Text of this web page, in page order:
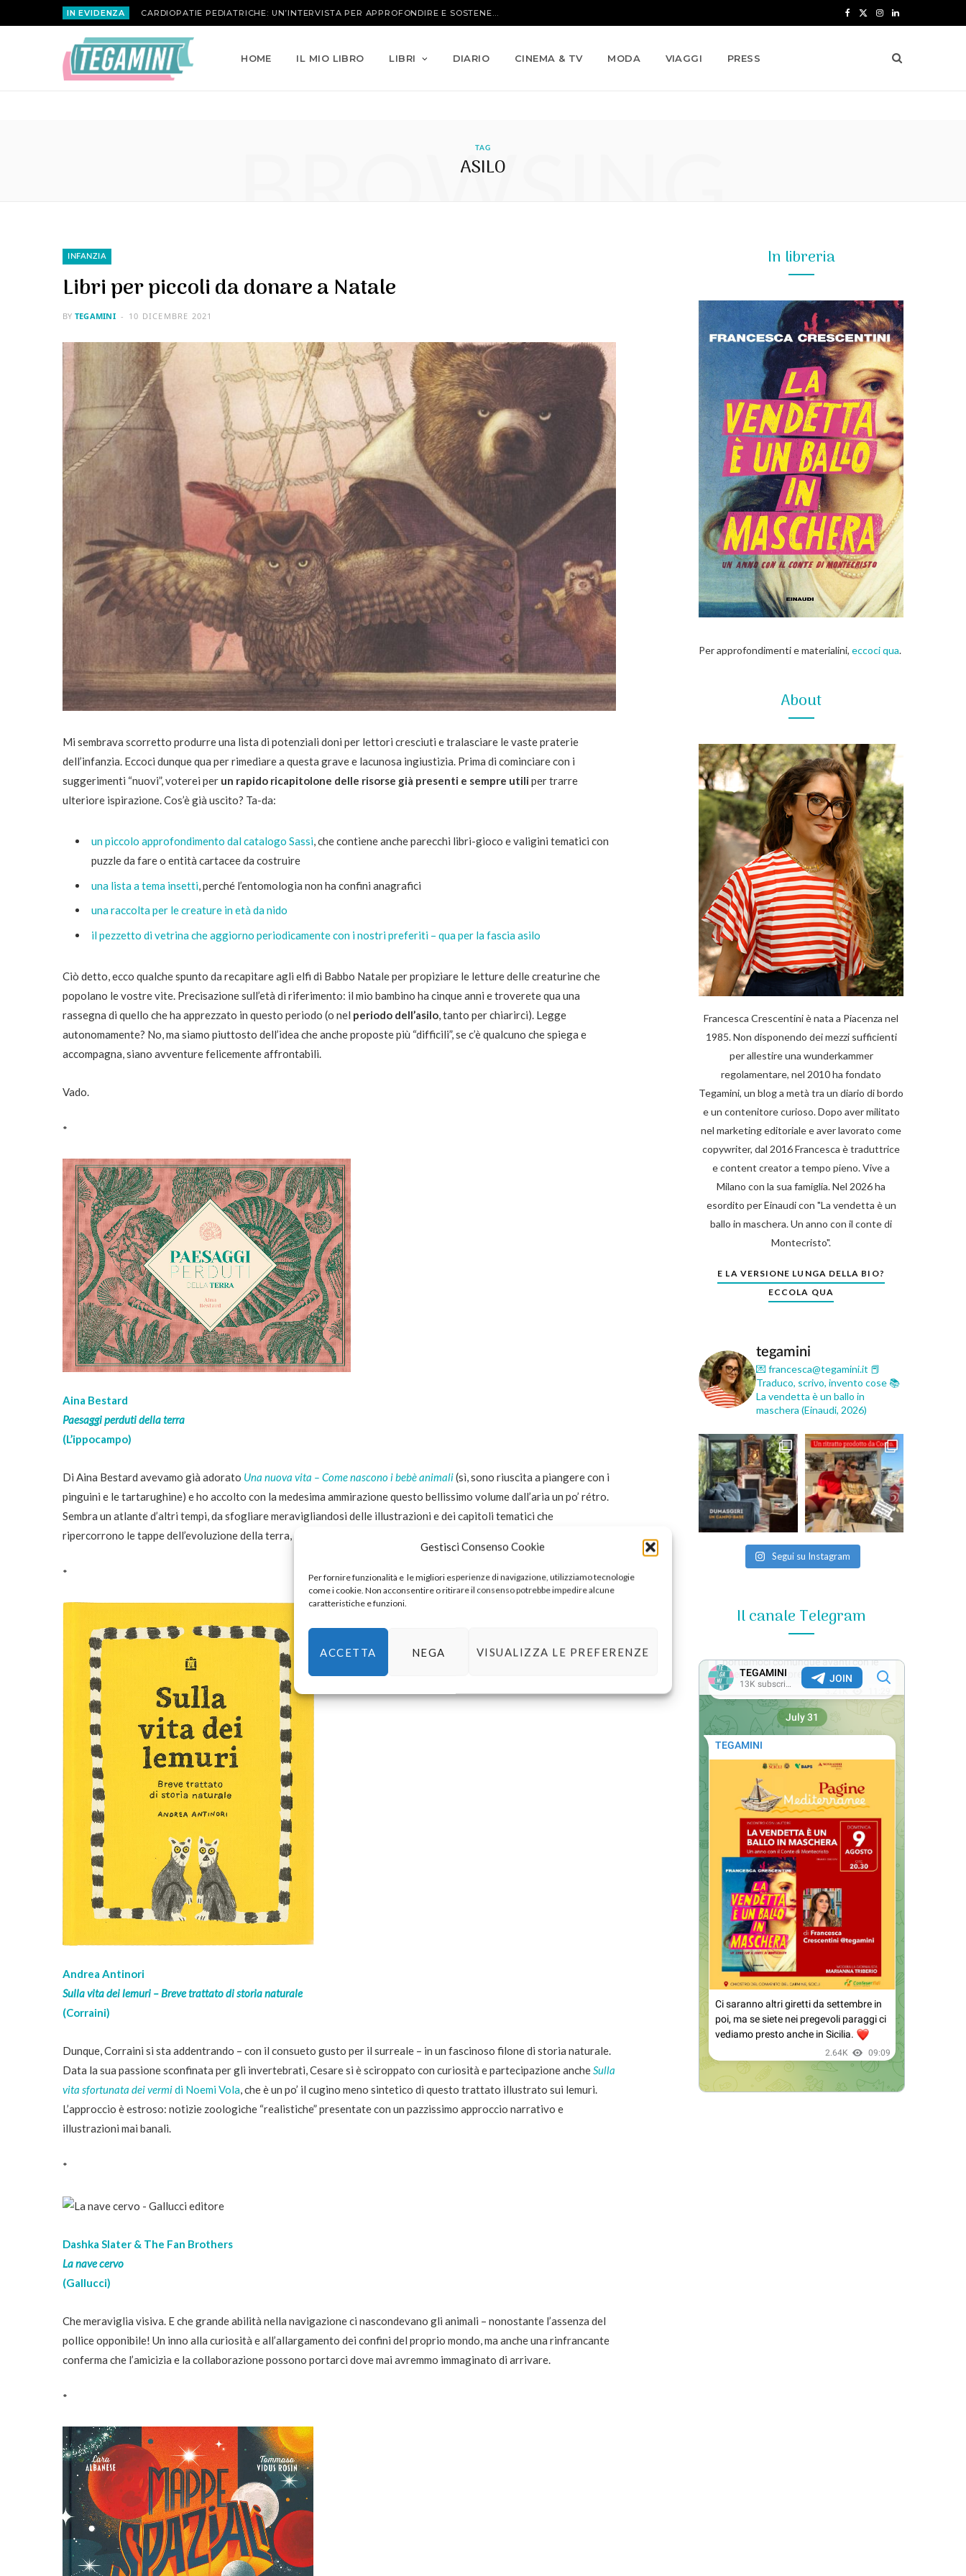
Gestisci Consenso Cookie
Per fornire funzionalità e le migliori esperienze di navigazione, utilizziamo tecnologie
come i cookie. Non acconsentire o ritirare il consenso potrebbe impedire alcune
caratteristiche e funzioni.
ACCETTA NEGA VISUALIZZA LE PREFERENZE
IN EVIDENZA MARIA ATTANASIO | LA ROSA INVERSA I L
n
HOME IL MIO LIBRO LIBRI DIARIO CINEMA & TV MODA VIAGGI PRESS
TAG
ASILO
BROWSING
INFANZIA
Libri per piccoli da donare a Natale
BY TEGAMINI 10 DICEMBRE 2021
Mi sembrava scorretto produrre una lista di potenziali doni per lettori cresciuti e tralasciare le vaste praterie
dell’infanzia. Eccoci dunque qua per rimediare a questa grave e lacunosa ingiustizia. Prima di cominciare con i
suggerimenti “nuovi”, voterei per un rapido ricapitolone delle risorse già presenti e sempre utili per trarre
ulteriore ispirazione. Cos’è già uscito? Ta-da:
un piccolo approfondimento dal catalogo Sassi, che contiene anche parecchi libri-gioco e valigini tematici con
puzzle da fare o entità cartacee da costruire
una lista a tema insetti, perché l’entomologia non ha confini anagrafici
una raccolta per le creature in età da nido
il pezzetto di vetrina che aggiorno periodicamente con i nostri preferiti – qua per la fascia asilo
Ciò detto, ecco qualche spunto da recapitare agli elfi di Babbo Natale per propiziare le letture delle creaturine che
popolano le vostre vite. Precisazione sull’età di riferimento: il mio bambino ha cinque anni e troverete qua una
rassegna di quello che ha apprezzato in questo periodo (o nel periodo dell’asilo, tanto per chiarirci). Legge
autonomamente? No, ma siamo piuttosto dell’idea che anche proposte più “difficili”, se c’è qualcuno che spiega e
accompagna, siano avventure felicemente affrontabili.
Vado.
*
Aina Bestard
Paesaggi perduti della terra
(L’ippocampo)
Di Aina Bestard avevamo già adorato Una nuova vita – Come nascono i bebè animali(sì, sono riuscita a piangere con i
pinguini e le tartarughine) e ho accolto con la medesima ammirazione questo bellissimo volume dall’aria un po’ rétro.
Sembra un atlante d’altri tempi, da sfogliare meravigliandosi delle illustrazioni e dei capitoli tematici che
ripercorrono le tappe dell’evoluzione della terra, dalle rocce agli pteranodonti.
*
Andrea Antinori
Sulla vita dei lemuri – Breve trattato di storia naturale
(Corraini)
Dunque, Corraini si sta addentrando – con il consueto gusto per il surreale – in un fascinoso filone di storia naturale.
Data la sua passione sconfinata per gli invertebrati, Cesare si è sciroppato con curiosità e partecipazione ancheSulla
vita sfortunata dei vermidi Noemi Vola, che è un po’ il cugino meno sintetico di questo trattato illustrato sui lemuri.
L’approccio è estroso: notizie zoologiche “realistiche” presentate con un pazzissimo approccio narrativo e
illustrazioni mai banali.
*
Dashka Slater & The Fan Brothers
La nave cervo
(Gallucci)
Che meraviglia visiva. E che grande abilità nella navigazione ci nascondevano gli animali – nonostante l’assenza del
pollice opponibile! Un inno alla curiosità e all’allargamento dei confini del proprio mondo, ma anche una rinfrancante
conferma che l’amicizia e la collaborazione possono portarci dove mai avremmo immaginato di arrivare.
*
In libreria
Per approfondimenti e materialini, eccoci qua.
About
Francesca Crescentini è nata a Piacenza nel
1985. Non disponendo dei mezzi sufficienti
per allestire una wunderkammer
regolamentare, nel 2010 ha fondato
Tegamini, un blog a metà tra un diario di bordo
e un contenitore curioso. Dopo aver militato
nel marketing editoriale e aver lavorato come
copywriter, dal 2016 Francesca è traduttrice
e content creator a tempo pieno. Vive a
Milano con la sua famiglia. Nel 2026 ha
esordito per Einaudi con "La vendetta è un
ballo in maschera. Un anno con il conte di
Montecristo".
E LA VERSIONE LUNGA DELLA BIO?
ECCOLA QUA
tegamini
💌 francesca@tegamini.it 📕
Traduco, scrivo, invento cose 📚
La vendetta è un ballo in
maschera (Einaudi, 2026)
Segui su Instagram
Il canale Telegram